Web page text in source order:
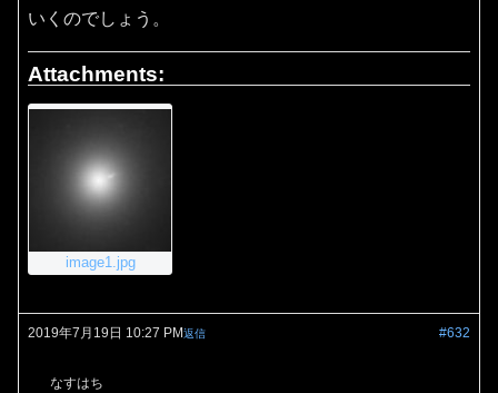
いくのでしょう。
Attachments:
image1.jpg
2019年7月19日 10:27 PM #632
返信
なすはち